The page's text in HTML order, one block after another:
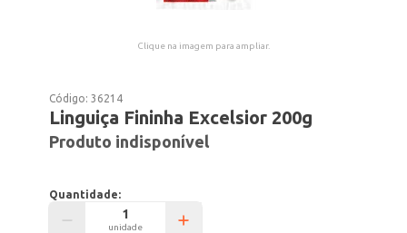
Clique na imagem para ampliar.
Código:36214
Linguiça Fininha Excelsior 200g
Produto indisponível
Quantidade:
unidade